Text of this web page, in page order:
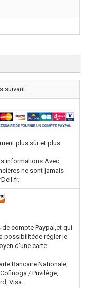
suivant:
plus sûr et plus
informations.Avec
ne sont jamais
compte Paypal,et qui
possibilitéde régler le
d'une carte
Bancaire Nationale,
/ Privilège,
Visa.